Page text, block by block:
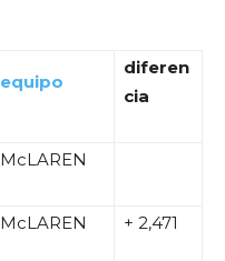
equipo
diferen
cia
McLAREN
McLAREN + 2,471